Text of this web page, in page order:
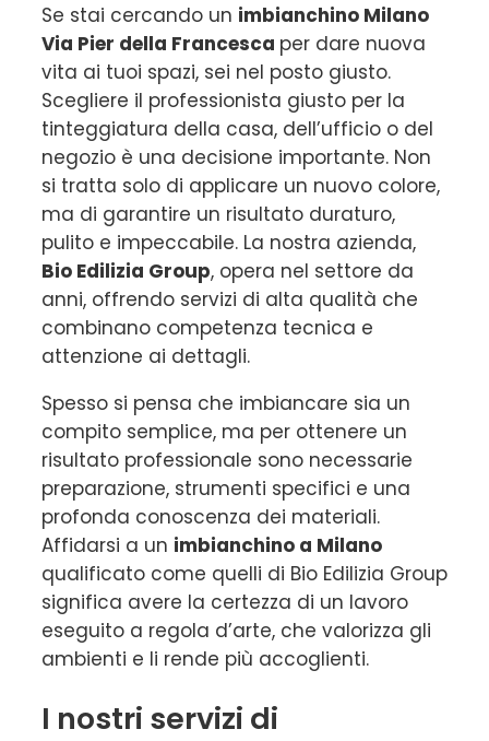
Se stai cercando un imbianchino Milano
Via Pier della Francesca per dare nuova
vita ai tuoi spazi, sei nel posto giusto.
Scegliere il professionista giusto per la
tinteggiatura della casa, dell’ufficio o del
negozio è una decisione importante. Non
si tratta solo di applicare un nuovo colore,
ma di garantire un risultato duraturo,
pulito e impeccabile. La nostra azienda,
Bio Edilizia Group, opera nel settore da
anni, offrendo servizi di alta qualità che
combinano competenza tecnica e
attenzione ai dettagli.
Spesso si pensa che imbiancare sia un
compito semplice, ma per ottenere un
risultato professionale sono necessarie
preparazione, strumenti specifici e una
profonda conoscenza dei materiali.
Affidarsi a un imbianchino a Milano
qualificato come quelli di Bio Edilizia Group
significa avere la certezza di un lavoro
eseguito a regola d’arte, che valorizza gli
ambienti e li rende più accoglienti.
I nostri servizi di